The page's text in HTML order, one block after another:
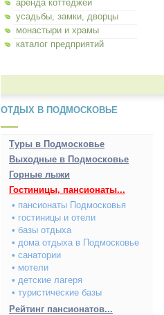
аренда коттеджей
усадьбы, замки, дворцы
монастыри и храмы
каталог предприятий
ОТДЫХ В ПОДМОСКОВЬЕ
Туры в Подмосковье
Выходные в Подмосковье
Горные лыжи
Гостиницы, пансионаты...
• пансионаты Подмосковья
• гостиницы и отели
• базы отдыха
• дома отдыха в Подмосковье
• санатории
• мотели
• детские лагеря
• туристические базы
Рейтинг пансионатов...